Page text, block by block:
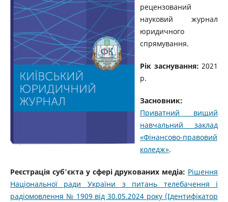
рецензований
науковий журнал
юридичного
спрямування.
Рік заснування: 2021
р.
Засновник:
Приватний вищий
навчальний заклад
«Фінансово-правовий
коледж».
Реєстрація суб'єкта у сфері друкованих медіа: Рішення
Національної ради України з питань телебачення і
радіомовлення № 1909 від 30.05.2024 року (Ідентифікатор